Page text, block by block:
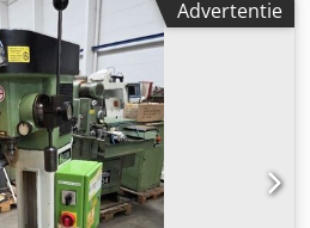
Advertentie